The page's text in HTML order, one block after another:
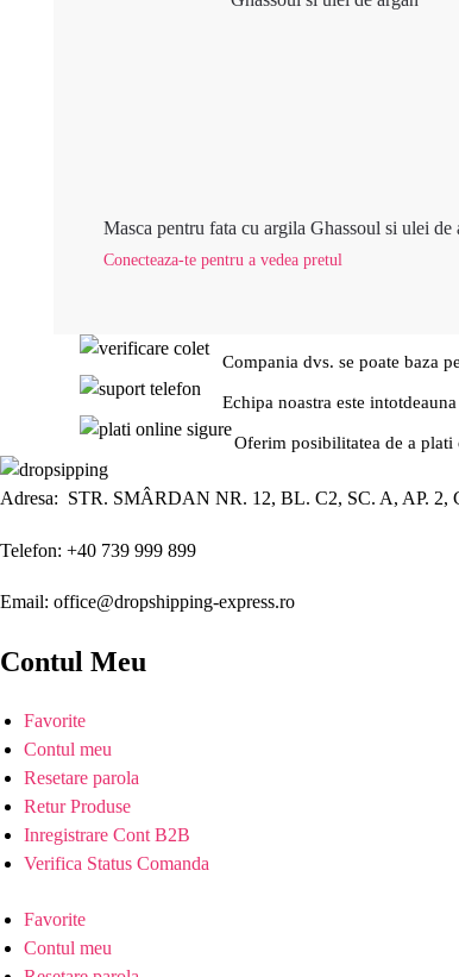
Masca pentru fata cu argila Ghassoul si ulei de
Conecteaza-te pentru a vedea pretul
Compania dvs. se poate baza
Echipa noastra este
Oferim posibilitatea de a
Adresa: STR. SMÂRDAN NR. 12, BL. C2, SC. A, AP. 2,
Telefon: +40 739 999 899
Email: office@dropshipping-express.ro
Contul Meu
Favorite
Contul meu
Resetare parola
Retur Produse
Inregistrare Cont B2B
Verifica Status Comanda
Favorite
Contul meu